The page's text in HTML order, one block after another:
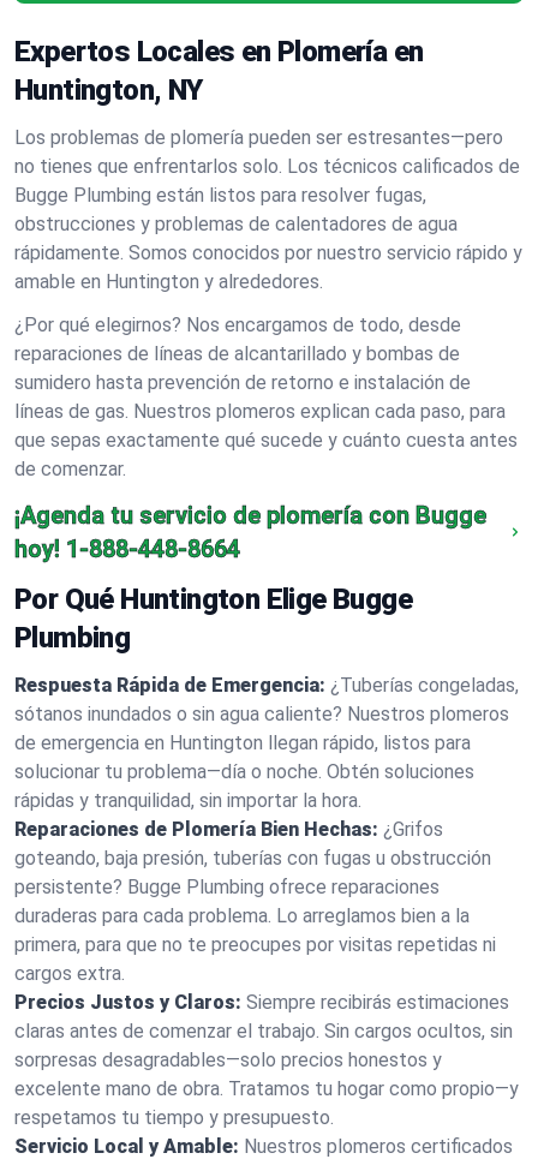
Expertos Locales en Plomería en
Huntington, NY
Los problemas de plomería pueden ser estresantes—pero
no tienes que enfrentarlos solo. Los técnicos calificados de
Bugge Plumbing están listos para resolver fugas,
obstrucciones y problemas de calentadores de agua
rápidamente. Somos conocidos por nuestro servicio rápido y
amable en Huntington y alrededores.
¿Por qué elegirnos? Nos encargamos de todo, desde
reparaciones de líneas de alcantarillado y bombas de
sumidero hasta prevención de retorno e instalación de
líneas de gas. Nuestros plomeros explican cada paso, para
que sepas exactamente qué sucede y cuánto cuesta antes
de comenzar.
¡Agenda tu servicio de plomería con Bugge
hoy! 1-888-448-8664
Por Qué Huntington Elige Bugge
Plumbing
Respuesta Rápida de Emergencia: ¿Tuberías congeladas,
sótanos inundados o sin agua caliente? Nuestros plomeros
de emergencia en Huntington llegan rápido, listos para
solucionar tu problema—día o noche. Obtén soluciones
rápidas y tranquilidad, sin importar la hora.
Reparaciones de Plomería Bien Hechas: ¿Grifos
goteando, baja presión, tuberías con fugas u obstrucción
persistente? Bugge Plumbing ofrece reparaciones
duraderas para cada problema. Lo arreglamos bien a la
primera, para que no te preocupes por visitas repetidas ni
cargos extra.
Precios Justos y Claros: Siempre recibirás estimaciones
claras antes de comenzar el trabajo. Sin cargos ocultos, sin
sorpresas desagradables—solo precios honestos y
excelente mano de obra. Tratamos tu hogar como propio—y
respetamos tu tiempo y presupuesto.
Servicio Local y Amable: Nuestros plomeros certificados